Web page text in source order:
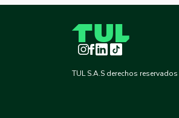
Instagram
Facebook
LinkedInTikTok
TUL S.A.S derechos reservados